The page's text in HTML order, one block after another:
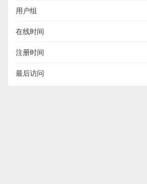
用户组
在线时间
注册时间
最后访问